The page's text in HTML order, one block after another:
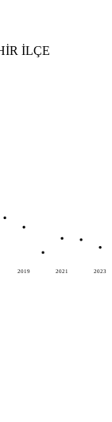
İLÇE
2019 2021 2023